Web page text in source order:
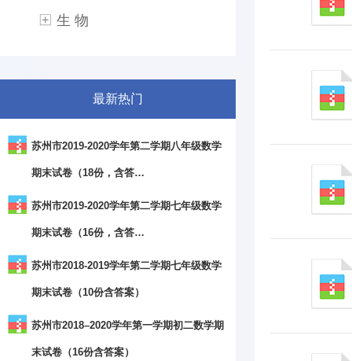
生 物
最新热门
苏州市2019-2020学年第二学期八年级数学
期末试卷（18份，含答…
苏州市2019-2020学年第二学期七年级数学
期末试卷（16份，含答…
苏州市2018-2019学年第二学期七年级数学
期末试卷（10份含答案）
苏州市2018–2020学年第一学期初二数学期
末试卷（16份含答案）